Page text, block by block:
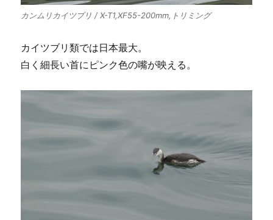
カンムリカイツブリ / X-T1,XF55-200mm,トリミング
カイツブリ類では日本最大。
白く細長い首にピンク色の嘴が映える。